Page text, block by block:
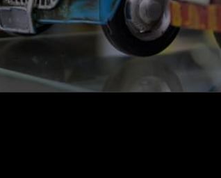
Εγγυόμαστε την
των συναλλαγών